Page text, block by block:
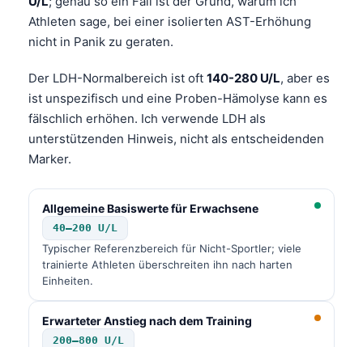
Athleten sage, bei einer isolierten AST-Erhöhung
nicht in Panik zu geraten.
Der LDH-Normalbereich ist oft 140-280 U/L, aber es
ist unspezifisch und eine Proben-Hämolyse kann es
fälschlich erhöhen. Ich verwende LDH als
unterstützenden Hinweis, nicht als entscheidenden
Marker.
Allgemeine Basiswerte für Erwachsene
40–200 U/L
Typischer Referenzbereich für Nicht-Sportler; viele
trainierte Athleten überschreiten ihn nach harten
Einheiten.
Erwarteter Anstieg nach dem Training
200–800 U/L
Occitan
Afrikaans
Монгол
ພາສາລາວ
Basa Jawa
Cebuano
ئۇيغۇرچە
Кыргызча
Татар теле
Esperanto